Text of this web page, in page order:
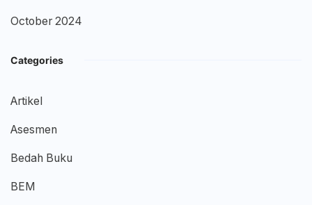
October 2024
Categories
Artikel
Asesmen
Bedah Buku
BEM